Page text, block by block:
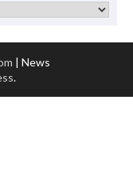
| News
.